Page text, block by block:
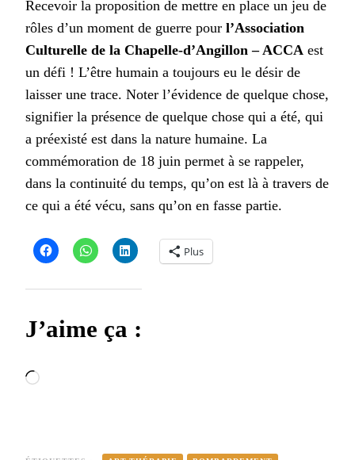
Recevoir la proposition de mettre en place un jeu de
rôles d’un moment de guerre pour l’Association
Culturelle de la Chapelle-d’Angillon – ACCA est
un défi ! L’être humain a toujours eu le désir de
laisser une trace. Noter l’évidence de quelque chose,
signifier la présence de quelque chose qui a été, qui
a préexisté est dans la nature humaine. La
commémoration de 18 juin permet à se rappeler,
dans la continuité du temps, qu’on est là à travers de
ce qui a été vécu, sans qu’on en fasse partie.
Plus
J’aime ça :
Chargement…